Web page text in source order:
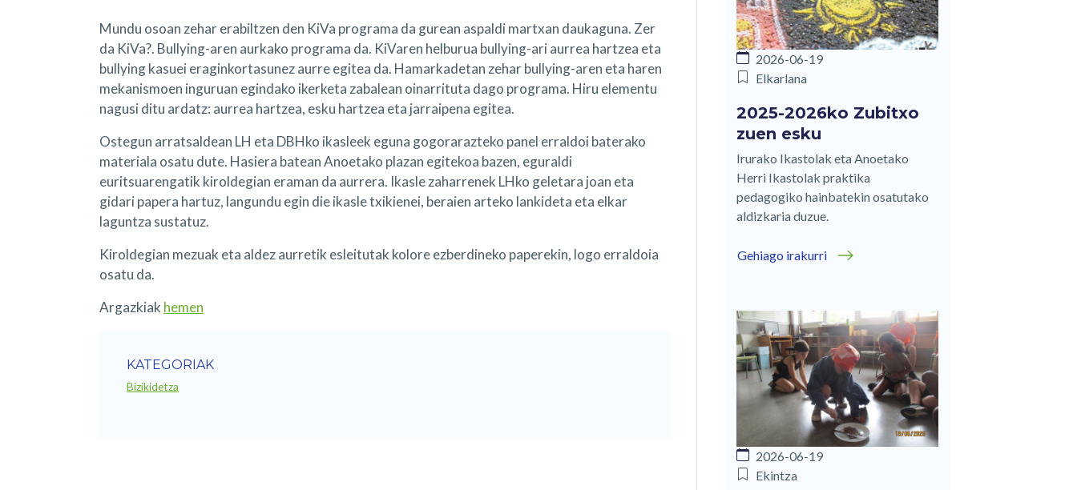
Mundu osoan zehar erabiltzen den KiVa programa da gurean aspaldi martxan daukaguna. Zer
da KiVa?. Bullying-aren aurkako programa da. KiVaren helburua bullying-ari aurrea hartzea eta
bullying kasuei eraginkortasunez aurre egitea da. Hamarkadetan zehar bullying-aren eta haren
mekanismoen inguruan egindako ikerketa zabalean oinarrituta dago programa. Hiru elementu
nagusi ditu ardatz: aurrea hartzea, esku hartzea eta jarraipena egitea.
Ostegun arratsaldean LH eta DBHko ikasleek eguna gogorarazteko panel erraldoi baterako
materiala osatu dute. Hasiera batean Anoetako plazan egitekoa bazen, eguraldi
euritsuarengatik kiroldegian eraman da aurrera. Ikasle zaharrenek LHko geletara joan eta
gidari papera hartuz, langundu egin die ikasle txikienei, beraien arteko lankideta eta elkar
laguntza sustatuz.
Kiroldegian mezuak eta aldez aurretik esleitutak kolore ezberdineko paperekin, logo erraldoia
osatu da.
Argazkiak hemen
KATEGORIAK
Bizikidetza
2026-06-19
Elkarlana
2025-2026ko Zubitxo
zuen esku
Irurako Ikastolak eta Anoetako
Herri Ikastolak praktika
pedagogiko hainbatekin osatutako
aldizkaria duzue.
Gehiago irakurri
2026-06-19
Ekintza